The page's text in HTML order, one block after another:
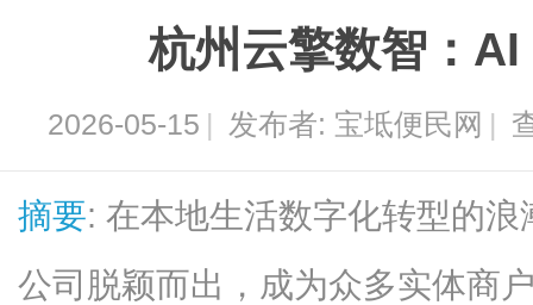
›
杭州云擎数智：
2026-05-15 | 发布者: 宝坻便民网 |
摘要: 在本地生活数字化转型的
公司脱颖而出，成为众多实体商